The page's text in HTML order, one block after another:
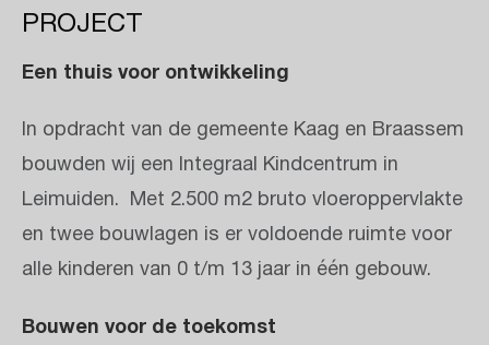
PROJECT
Een thuis voor ontwikkeling
In opdracht van de gemeente Kaag en Braassem
bouwden wij een Integraal Kindcentrum in
Leimuiden. Met 2.500 m2 bruto vloeroppervlakte
en twee bouwlagen is er voldoende ruimte voor
alle kinderen van 0 t/m 13 jaar in één gebouw.
Bouwen voor de toekomst